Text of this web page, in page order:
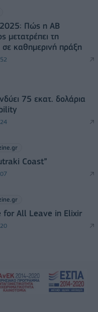
2025: Πώς η ΑΒ
μετατρέπει τη
σε καθημερινή πράξη
75 εκατ. δολάρια
Coast”
for All Leave in Elixir